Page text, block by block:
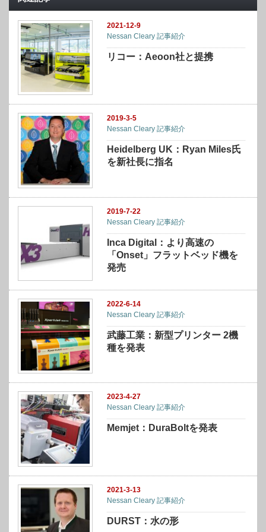
2021-12-9
Nessan Cleary 記事紹介
リコー：Aeoon社と提携
2019-3-5
Nessan Cleary 記事紹介
Heidelberg UK：Ryan Miles氏
を新社長に指名
2019-7-22
Nessan Cleary 記事紹介
Inca Digital：より高速の
「Onset」フラットベッド機を
発売
2022-6-14
Nessan Cleary 記事紹介
武藤工業：新型プリンター 2機
種を発表
2023-4-27
Nessan Cleary 記事紹介
Memjet：DuraBoltを発表
2021-3-13
Nessan Cleary 記事紹介
DURST：水の形